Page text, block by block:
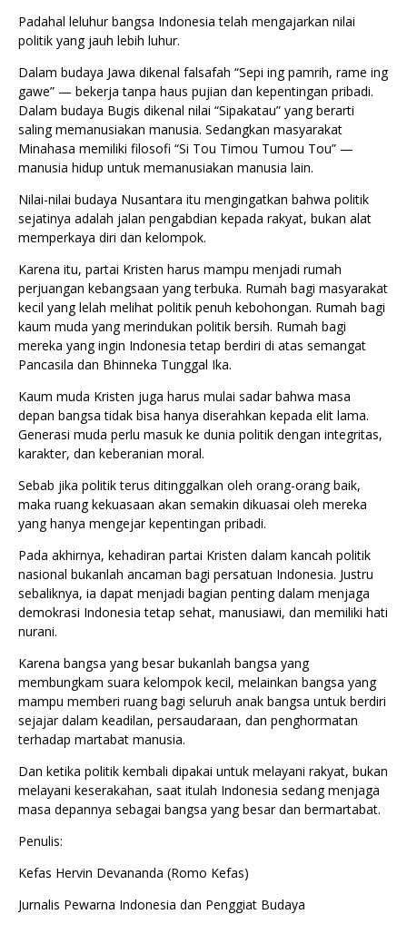
Padahal leluhur bangsa Indonesia telah mengajarkan nilai
politik yang jauh lebih luhur.
Dalam budaya Jawa dikenal falsafah “Sepi ing pamrih, rame ing
gawe” — bekerja tanpa haus pujian dan kepentingan pribadi.
Dalam budaya Bugis dikenal nilai “Sipakatau” yang berarti
saling memanusiakan manusia. Sedangkan masyarakat
Minahasa memiliki filosofi “Si Tou Timou Tumou Tou” —
manusia hidup untuk memanusiakan manusia lain.
Nilai-nilai budaya Nusantara itu mengingatkan bahwa politik
sejatinya adalah jalan pengabdian kepada rakyat, bukan alat
memperkaya diri dan kelompok.
Karena itu, partai Kristen harus mampu menjadi rumah
perjuangan kebangsaan yang terbuka. Rumah bagi masyarakat
kecil yang lelah melihat politik penuh kebohongan. Rumah bagi
kaum muda yang merindukan politik bersih. Rumah bagi
mereka yang ingin Indonesia tetap berdiri di atas semangat
Pancasila dan Bhinneka Tunggal Ika.
Kaum muda Kristen juga harus mulai sadar bahwa masa
depan bangsa tidak bisa hanya diserahkan kepada elit lama.
Generasi muda perlu masuk ke dunia politik dengan integritas,
karakter, dan keberanian moral.
Sebab jika politik terus ditinggalkan oleh orang-orang baik,
maka ruang kekuasaan akan semakin dikuasai oleh mereka
yang hanya mengejar kepentingan pribadi.
Pada akhirnya, kehadiran partai Kristen dalam kancah politik
nasional bukanlah ancaman bagi persatuan Indonesia. Justru
sebaliknya, ia dapat menjadi bagian penting dalam menjaga
demokrasi Indonesia tetap sehat, manusiawi, dan memiliki hati
nurani.
Karena bangsa yang besar bukanlah bangsa yang
membungkam suara kelompok kecil, melainkan bangsa yang
mampu memberi ruang bagi seluruh anak bangsa untuk berdiri
sejajar dalam keadilan, persaudaraan, dan penghormatan
terhadap martabat manusia.
Dan ketika politik kembali dipakai untuk melayani rakyat, bukan
melayani keserakahan, saat itulah Indonesia sedang menjaga
masa depannya sebagai bangsa yang besar dan bermartabat.
Penulis:
Kefas Hervin Devananda (Romo Kefas)
Jurnalis Pewarna Indonesia dan Penggiat Budaya